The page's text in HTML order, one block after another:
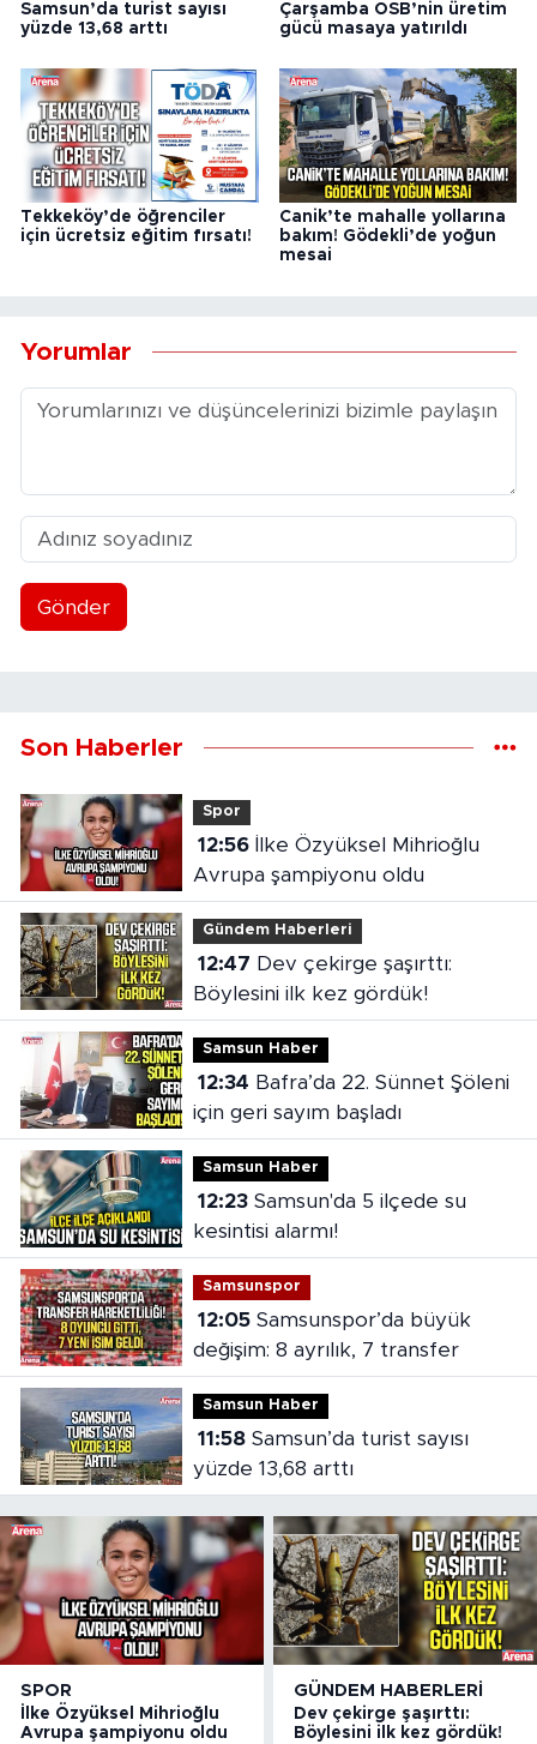
Samsun’da turist sayısı
yüzde 13,68 arttı
Çarşamba OSB’nin üretim
gücü masaya yatırıldı
Tekkeköy’de öğrenciler
için ücretsiz eğitim fırsatı!
Canik’te mahalle yollarına
bakım! Gödekli’de yoğun
mesai
Yorumlar
Gönder
Son Haberler
Spor
12:56İlke Özyüksel Mihrioğlu
Avrupa şampiyonu oldu
Gündem Haberleri
12:47
Böylesini ilk kez gördük!
Samsun Haber
12:34
için geri sayım başladı
Samsun Haber
12:23Samsun'da 5 ilçede su
kesintisi alarmı!
Samsunspor
12:05Samsunspor’da büyük
değişim: 8 ayrılık, 7 transfer
Samsun Haber
11:58Samsun’da turist sayısı
yüzde 13,68 arttı
SPOR
İlke Özyüksel Mihrioğlu
Avrupa şampiyonu oldu
GÜNDEM HABERLERI
Dev çekirge şaşırttı:
Böylesini ilk kez gördük!